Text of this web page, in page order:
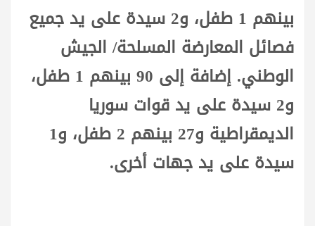
بينهم 1 طفل، و2 سيدة على يد جميع
فصائل المعارضة المسلحة/ الجيش
الوطني. إضافة إلى 90 بينهم 1 طفل،
و2 سيدة على يد قوات سوريا
الديمقراطية و27 بينهم 2 طفل، و1
سيدة على يد جهات أخرى.